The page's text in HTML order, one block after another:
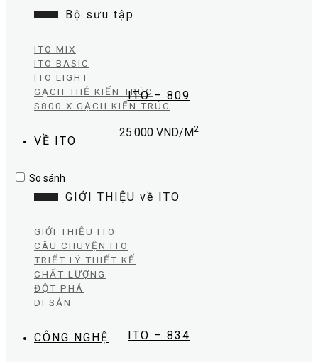
Bộ sưu tập
ITO MIX
ITO BASIC
ITO LIGHT
GẠCH THẺ KIẾN TRÚC
S800 X GẠCH KIẾN TRÚC
VỀ ITO
GIỚI THIỆU về ITO
GIỚI THIỆU ITO
CÂU CHUYỆN ITO
TRIẾT LÝ THIẾT KẾ
CHẤT LƯỢNG
ĐỘT PHÁ
DI SẢN
CÔNG NGHỆ
ITO – 809
25.000 VND/M2
So sánh
ITO – 834